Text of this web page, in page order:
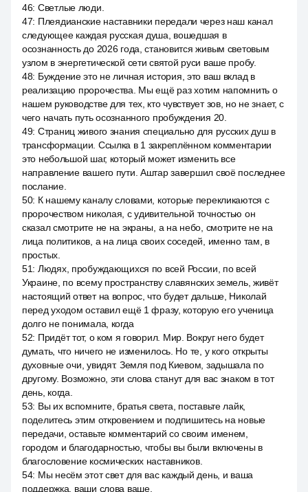
46: Светлые люди.
47: Плеядианские наставники передали через наш канал
следующее каждая русская душа, вошедшая в
осознанность до 2026 года, становится живым световым
узлом в энергетической сети святой руси ваше пробу.
48: Буждение это не личная история, это ваш вклад в
реализацию пророчества. Мы ещё раз хотим напомнить о
нашем руководстве для тех, кто чувствует зов, но не знает, с
чего начать путь осознанного пробуждения 20.
49: Страниц живого знания специально для русских душ в
трансформации. Ссылка в 1 закреплённом комментарии
это небольшой шаг, который может изменить все
направление вашего пути. Аштар завершил своё последнее
послание.
50: К нашему каналу словами, которые перекликаются с
пророчеством николая, с удивительной точностью он
сказал смотрите не на экраны, а на небо, смотрите не на
лица политиков, а на лица своих соседей, именно там, в
простых.
51: Людях, пробуждающихся по всей России, по всей
Украине, по всему пространству славянских земель, живёт
настоящий ответ на вопрос, что будет дальше, Николай
перед уходом оставил ещё 1 фразу, которую его ученица
долго не понимала, когда
52: Придёт тот, о ком я говорил. Мир. Вокруг него будет
думать, что ничего не изменилось. Но те, у кого открыты
духовные очи, увидят. Земля под Киевом, задышала по
другому. Возможно, эти слова станут для вас знаком в тот
день, когда.
53: Вы их вспомните, братья света, поставьте лайк,
поделитесь этим откровением и подпишитесь на новые
передачи, оставьте комментарий со своим именем,
городом и благодарностью, чтобы вы были включены в
благословение космических наставников.
54: Мы несём этот свет для вас каждый день, и ваша
поддержка, ваши слова ваше.